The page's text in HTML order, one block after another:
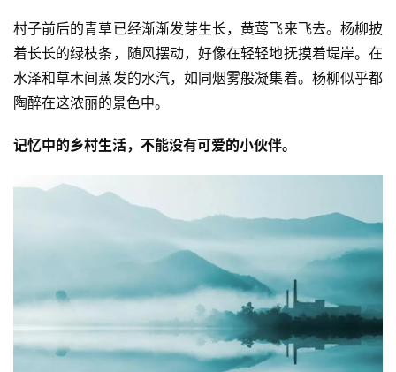
村子前后的青草已经渐渐发芽生长，黄莺飞来飞去。杨柳披
着长长的绿枝条，随风摆动，好像在轻轻地抚摸着堤岸。在
水泽和草木间蒸发的水汽，如同烟雾般凝集着。杨柳似乎都
陶醉在这浓丽的景色中。
记忆中的乡村生活，不能没有可爱的小伙伴。